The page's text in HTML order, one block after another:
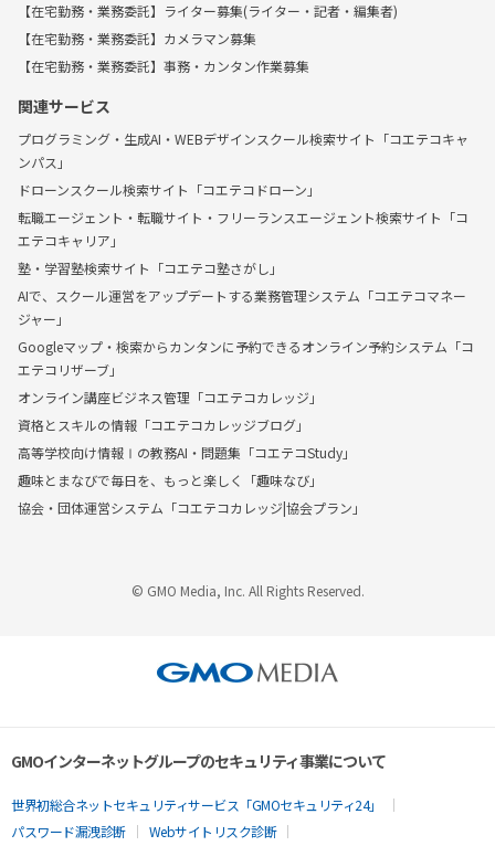
【在宅勤務・業務委託】ライター募集(ライター・記者・編集者)
【在宅勤務・業務委託】カメラマン募集
【在宅勤務・業務委託】事務・カンタン作業募集
関連サービス
プログラミング・生成AI・WEBデザインスクール検索サイト「コエテコキャ
ンパス」
ドローンスクール検索サイト「コエテコドローン」
転職エージェント・転職サイト・フリーランスエージェント検索サイト「コ
エテコキャリア」
塾・学習塾検索サイト「コエテコ塾さがし」
AIで、スクール運営をアップデートする業務管理システム「コエテコマネー
ジャー」
Googleマップ・検索からカンタンに予約できるオンライン予約システム「コ
エテコリザーブ」
オンライン講座ビジネス管理「コエテコカレッジ」
資格とスキルの情報「コエテコカレッジブログ」
高等学校向け情報Ⅰの教務AI・問題集「コエテコStudy」
趣味とまなびで毎日を、もっと楽しく「趣味なび」
協会・団体運営システム「コエテコカレッジ|協会プラン」
© GMO Media, Inc. All Rights Reserved.
GMOインターネットグループのセキュリティ事業について
世界初総合ネットセキュリティサービス「GMOセキュリティ24」
パスワード漏洩診断
Webサイトリスク診断